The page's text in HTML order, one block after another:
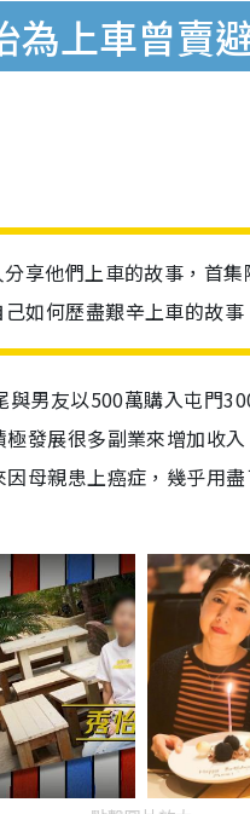
為上車曾
享他們上車的故事，首
如何歷盡艱辛上車的故事
男友以500萬購入屯門
發展很多副業來增加收
母親患上癌症，幾乎用